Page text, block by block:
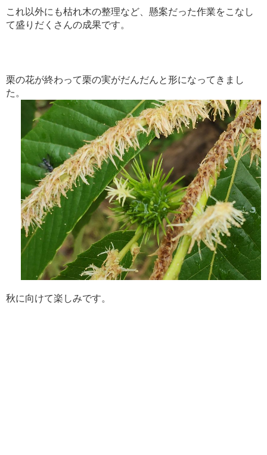
これ以外にも枯れ木の整理など、懸案だった作業をこなし
て盛りだくさんの成果です。
栗の花が終わって栗の実がだんだんと形になってきまし
た。
秋に向けて楽しみです。